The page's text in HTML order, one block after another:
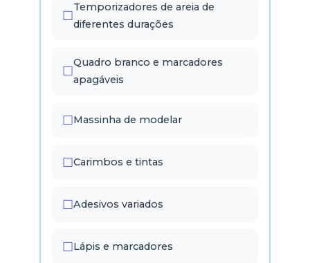
Temporizadores de areia de
diferentes durações
Quadro branco e marcadores
apagáveis
Massinha de modelar
Carimbos e tintas
Adesivos variados
Lápis e marcadores